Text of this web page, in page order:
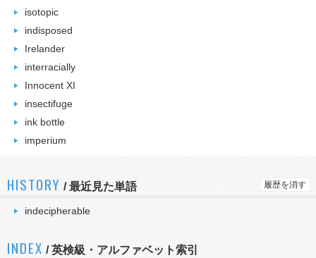
isotopic
indisposed
Irelander
interracially
Innocent XI
insectifuge
ink bottle
imperium
HISTORY /最近見た単語 履歴を消す
indecipherable
INDEX / 英検級・アルファベット索引